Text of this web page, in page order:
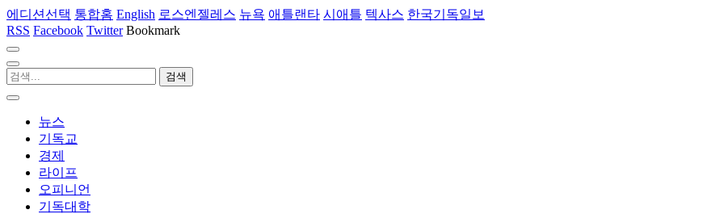
에디션선택 통합홈 English 로스엔젤레스 뉴욕 애틀랜타 시애틀 텍사스 한국기독일보
RSS Facebook Twitter Bookmark
뉴스
기독교
경제
라이프
오피니언
기독대학